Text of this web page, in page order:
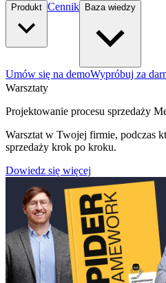
Produkt Cennik Baza wiedzy
Umów się na demoWypróbuj za
Warsztaty
Projektowanie procesu sprzedaży
Warsztat w Twojej firmie, podczas
sprzedaży krok po kroku.
Dowiedz się więcej